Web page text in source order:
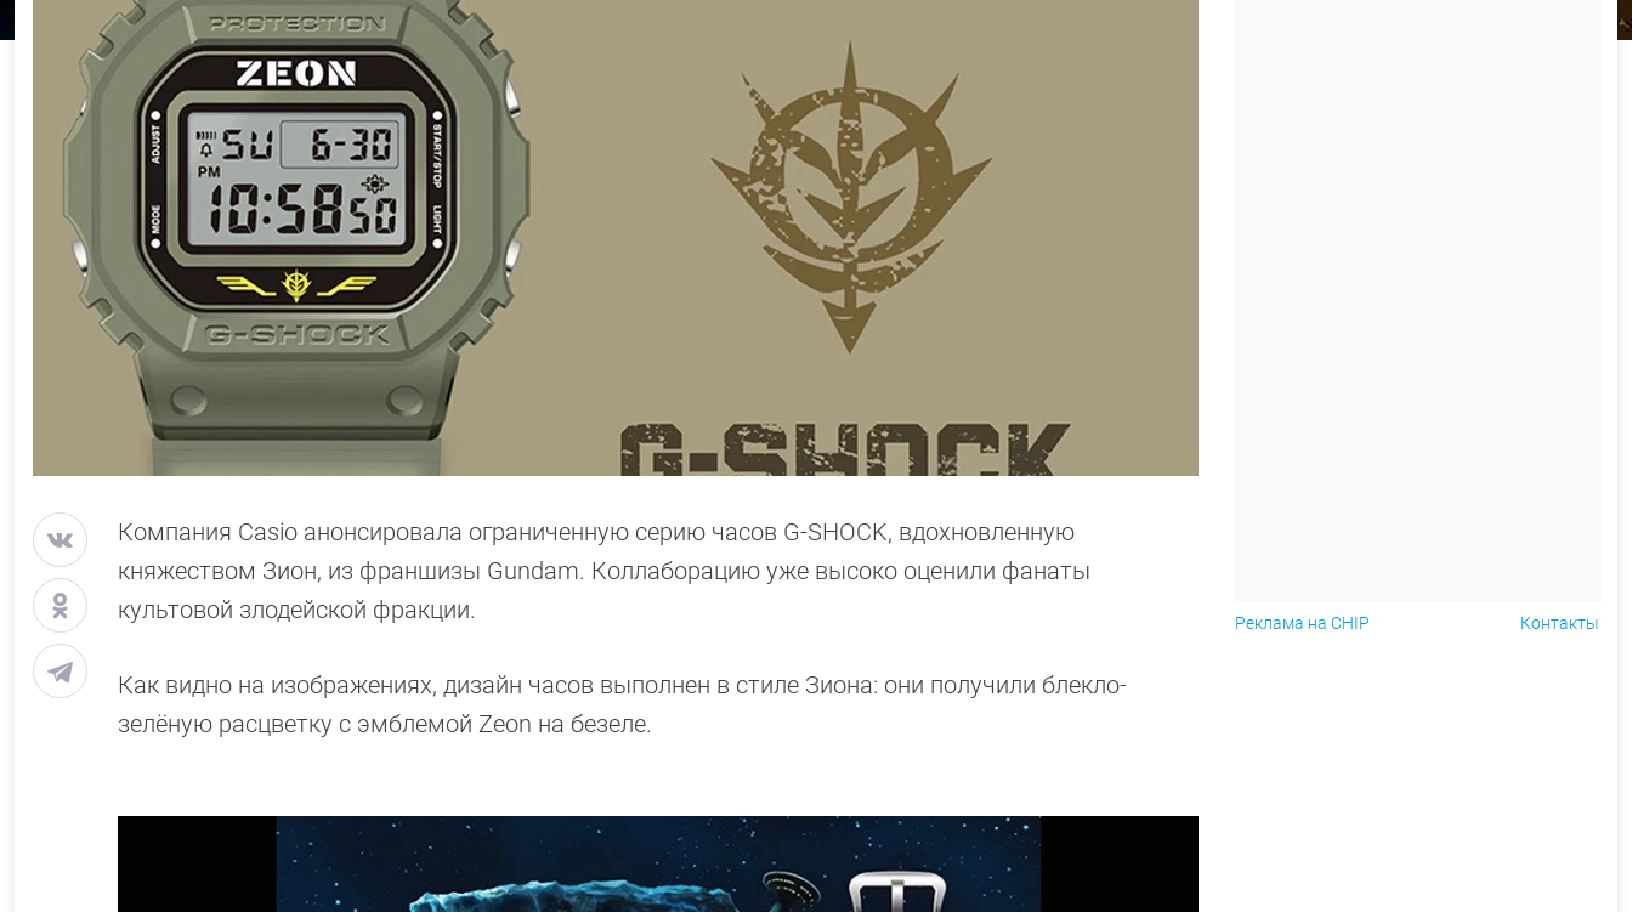
Компания Casio анонсировала ограниченную серию часов G-SHOCK, вдохновленную
княжеством Зион, из франшизы Gundam. Коллаборацию уже высоко оценили фанаты
культовой злодейской фракции.
Как видно на изображениях, дизайн часов выполнен в стиле Зиона: они получили блекло-
зелёную расцветку с эмблемой Zeon на безеле.
Реклама на CHIP Контакты